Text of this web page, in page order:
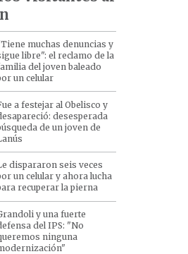
muchas denuncias y
libre": el reclamo de la
del joven baleado
un celular
a festejar al Obelisco y
desesperada
de un joven de
dispararon seis veces
un celular y ahora lucha
recuperar la pierna
y una fuerte
del IPS: "No
ninguna